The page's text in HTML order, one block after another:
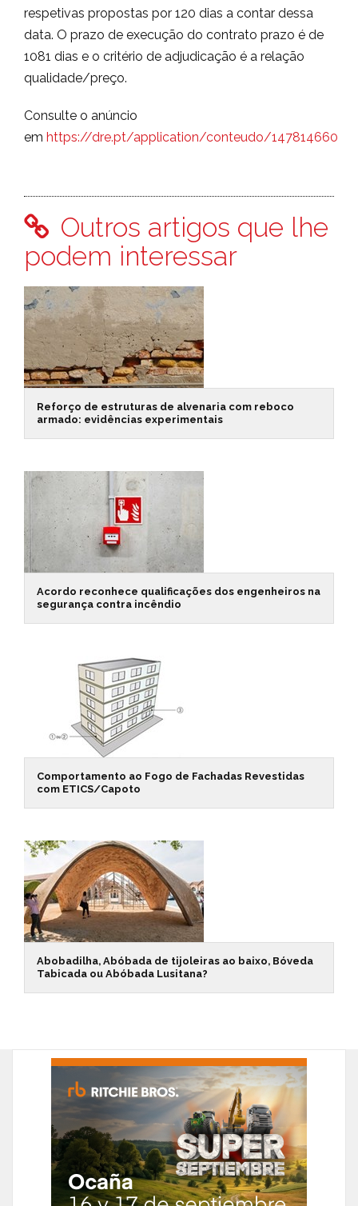
respetivas propostas por 120 dias a contar dessa
data. O prazo de execução do contrato prazo é de
1081 dias e o critério de adjudicação é a relação
qualidade/preço.
Consulte o anúncio
em https://dre.pt/application/conteudo/147814660
Outros artigos que lhe
podem interessar
Reforço de estruturas de alvenaria com reboco
armado: evidências experimentais
Acordo reconhece qualificações dos engenheiros na
segurança contra incêndio
Comportamento ao Fogo de Fachadas Revestidas
com ETICS/Capoto
Abobadilha, Abóbada de tijoleiras ao baixo, Bóveda
Tabicada ou Abóbada Lusitana?